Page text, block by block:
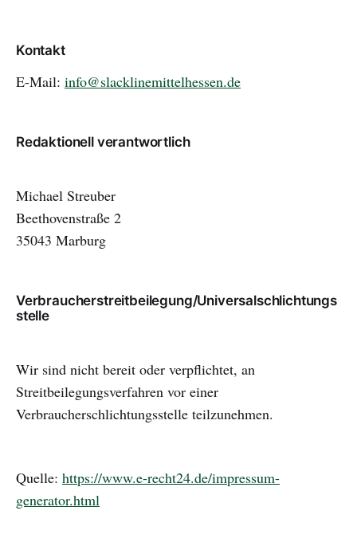
Kontakt
E-Mail: info@slacklinemittelhessen.de
Redaktionell verantwortlich
Michael Streuber
Beethovenstraße 2
35043 Marburg
Verbraucherstreitbeilegung/Universalschlichtungs
stelle
Wir sind nicht bereit oder verpflichtet, an
Streitbeilegungsverfahren vor einer
Verbraucherschlichtungsstelle teilzunehmen.
Quelle: https://www.e-recht24.de/impressum-
generator.html